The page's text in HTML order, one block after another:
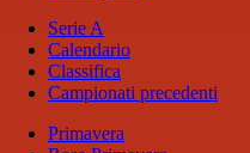
Serie A
Calendario
Classifica
Campionati precedenti
Primavera